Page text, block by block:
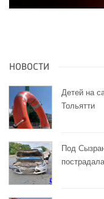
НОВОСТИ
Детей на
Тольятти
Под